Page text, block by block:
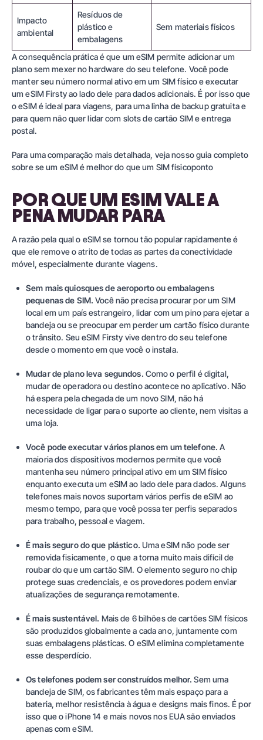
Impacto
ambiental
Resíduos de
plástico e
embalagens
Sem materiais físicos
A consequência prática é que um eSIM permite adicionar um
plano sem mexer no hardware do seu telefone. Você pode
manter seu número normal ativo em um SIM físico e executar
um eSIM Firsty ao lado dele para dados adicionais. É por isso que
o eSIM é ideal para viagens, para uma linha de backup gratuita e
para quem não quer lidar com slots de cartão SIM e entrega
postal.
Para uma comparação mais detalhada, veja nosso guia completo
sobrese um eSIM é melhor do que um SIM físicoponto
POR QUE UM ESIM VALE A
PENA MUDAR PARA
A razão pela qual o eSIM se tornou tão popular rapidamente é
que ele remove o atrito de todas as partes da conectividade
móvel, especialmente durante viagens.
Sem mais quiosques de aeroporto ou embalagens
pequenas de SIM. Você não precisa procurar por um SIM
local em um país estrangeiro, lidar com um pino para ejetar a
bandeja ou se preocupar em perder um cartão físico durante
o trânsito. Seu eSIM Firsty vive dentro do seu telefone
desde o momento em que você o instala.
Mudar de plano leva segundos. Como o perfil é digital,
mudar de operadora ou destino acontece no aplicativo. Não
há espera pela chegada de um novo SIM, não há
necessidade de ligar para o suporte ao cliente, nem visitas a
uma loja.
Você pode executar vários planos em um telefone. A
maioria dos dispositivos modernos permite que você
mantenha seu número principal ativo em um SIM físico
enquanto executa um eSIM ao lado dele para dados. Alguns
telefones mais novos suportam vários perfis de eSIM ao
mesmo tempo, para que você possa ter perfis separados
para trabalho, pessoal e viagem.
É mais seguro do que plástico. Uma eSIM não pode ser
removida fisicamente, o que a torna muito mais difícil de
roubar do que um cartão SIM. O elemento seguro no chip
protege suas credenciais, e os provedores podem enviar
atualizações de segurança remotamente.
É mais sustentável. Mais de 6 bilhões de cartões SIM físicos
são produzidos globalmente a cada ano, juntamente com
suas embalagens plásticas. O eSIM elimina completamente
esse desperdício.
Os telefones podem ser construídos melhor. Sem uma
bandeja de SIM, os fabricantes têm mais espaço para a
bateria, melhor resistência à água e designs mais finos. É por
isso que o iPhone 14 e mais novos nos EUA são enviados
apenas com eSIM.